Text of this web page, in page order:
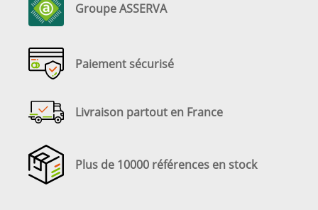
Groupe ASSERVA
Paiement sécurisé
Livraison partout en France
Plus de 10000 références en stock